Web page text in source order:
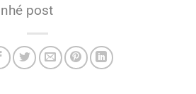
nhé post